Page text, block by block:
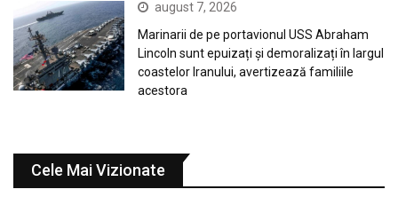
august 7, 2026
Marinarii de pe portavionul USS Abraham
Lincoln sunt epuizați și demoralizați în largul
coastelor Iranului, avertizează familiile
acestora
Cele Mai Vizionate